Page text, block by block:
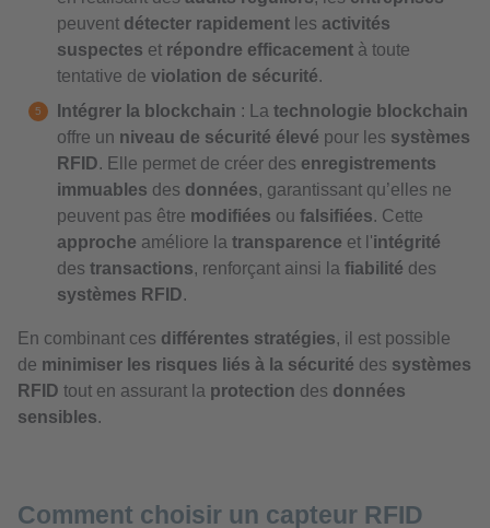
peuvent détecter rapidement les activités
suspectes et répondre efficacement à toute
tentative de violation de sécurité.
Intégrer la blockchain : La technologie blockchain
offre un niveau de sécurité élevé pour les systèmes
RFID. Elle permet de créer des enregistrements
immuables des données, garantissant qu’elles ne
peuvent pas être modifiées ou falsifiées. Cette
approche améliore la transparence et l'intégrité
des transactions, renforçant ainsi la fiabilité des
systèmes RFID.
En combinant ces différentes stratégies, il est possible
de minimiser les risques liés à la sécurité des systèmes
RFID tout en assurant la protection des données
sensibles.
Comment choisir un capteur RFID